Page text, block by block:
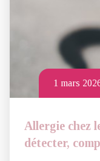
1 mars
Allergie chez
détecter,